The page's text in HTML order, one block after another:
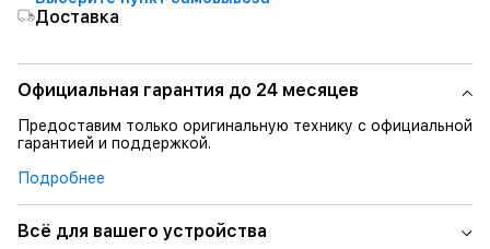
Доставка
Официальная гарантия до 24 месяцев
Предоставим только оригинальную технику с официальной
гарантией и поддержкой.
Подробнее
Всё для вашего устройства